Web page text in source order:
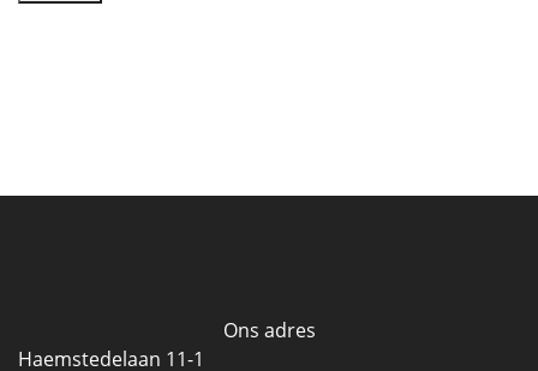
Ons adres
Haemstedelaan 11-1